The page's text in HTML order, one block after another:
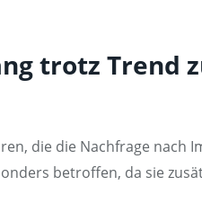
trotz Trend
die die Nachfrage nach
betroffen, da sie